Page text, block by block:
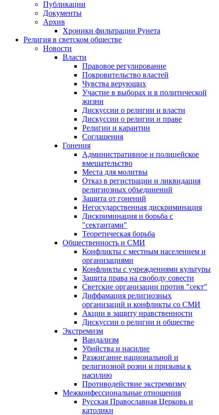
Публикации
Документы
Архив
Хроники фильтрации Рунета
Религия в светском обществе
Новости
Власти
Правовое регулирование
Покровительство властей
Чувства верующих
Участие в выборах и в политической
жизни
Дискуссии о религии и власти
Дискуссии о религии и праве
Религии и карантин
Соглашения
Гонения
Административное и полицейское
вмешательство
Места для молитвы
Отказ в регистрации и ликвидация
религиозных объединений
Защита от гонений
Негосударственная дискриминация
Дискриминация и борьба с
"сектантами"
Теоретическая борьба
Общественность и СМИ
Конфликты с местным населением и
организациями
Конфликты с учреждениями культуры
Защита права на свободу совести
Светские организации против "сект"
Диффамация религиозных
организаций и конфликты со СМИ
Акции в защиту нравственности
Дискуссии о религии и обществе
Экстремизм
Вандализм
Убийства и насилие
Разжигание национальной и
религиозной розни и призывы к
насилию
Противодействие экстремизму
Межконфессиональные отношения
Русская Православная Церковь и
католики